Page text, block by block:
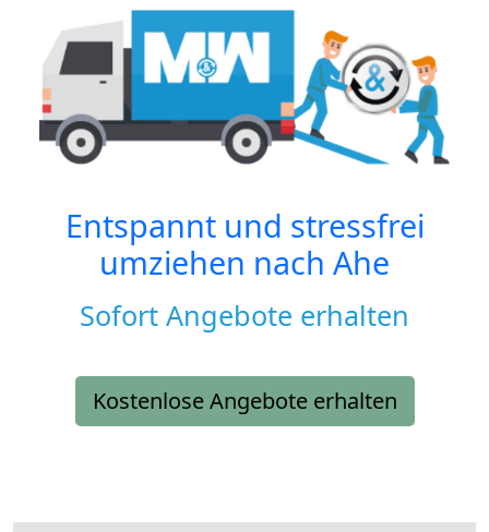
Entspannt und stressfrei
umziehen nach Ahe
Sofort Angebote erhalten
Kostenlose Angebote erhalten